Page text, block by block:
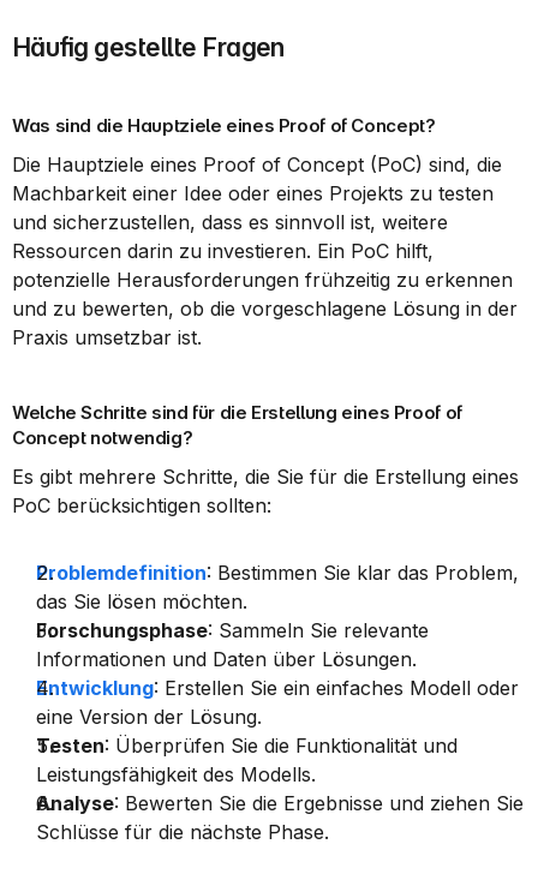
Häufig gestellte Fragen
Was sind die Hauptziele eines Proof of Concept?
Die Hauptziele eines Proof of Concept (PoC) sind, die
Machbarkeit einer Idee oder eines Projekts zu testen
und sicherzustellen, dass es sinnvoll ist, weitere
Ressourcen darin zu investieren. Ein PoC hilft,
potenzielle Herausforderungen frühzeitig zu erkennen
und zu bewerten, ob die vorgeschlagene Lösung in der
Praxis umsetzbar ist.
Welche Schritte sind für die Erstellung eines Proof of
Concept notwendig?
Es gibt mehrere Schritte, die Sie für die Erstellung eines
PoC berücksichtigen sollten:
Problemdefinition: Bestimmen Sie klar das Problem,
das Sie lösen möchten.
Forschungsphase: Sammeln Sie relevante
Informationen und Daten über Lösungen.
Entwicklung: Erstellen Sie ein einfaches Modell oder
eine Version der Lösung.
Testen: Überprüfen Sie die Funktionalität und
Leistungsfähigkeit des Modells.
Analyse: Bewerten Sie die Ergebnisse und ziehen Sie
Schlüsse für die nächste Phase.